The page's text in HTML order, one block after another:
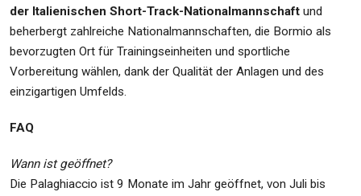
der Italienischen Short-Track-Nationalmannschaft und
beherbergt zahlreiche Nationalmannschaften, die Bormio als
bevorzugten Ort für Trainingseinheiten und sportliche
Vorbereitung wählen, dank der Qualität der Anlagen und des
einzigartigen Umfelds.
FAQ
Wann ist geöffnet?
Die Palaghiaccio ist 9 Monate im Jahr geöffnet, von Juli bis